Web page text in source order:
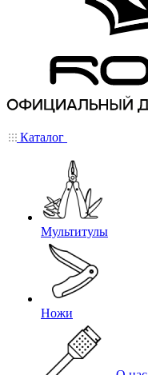
Каталог
Мультитулы
Ножи